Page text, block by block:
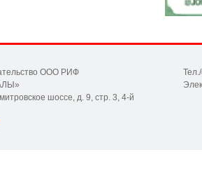
ООО РИФ
шоссе, д. 9, стр. 3, 4-й